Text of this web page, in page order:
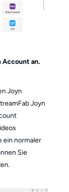
Account an.
Joyn
Joyn
ein normaler
Sie